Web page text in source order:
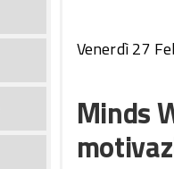
Venerdì 27
Minds